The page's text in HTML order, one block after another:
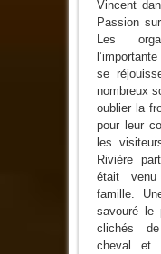
Vincent
Passion
Les
se
nombreux
oublier la
pour leur
les
Rivière
était venu
famille.
savouré le
clichés
cheval et